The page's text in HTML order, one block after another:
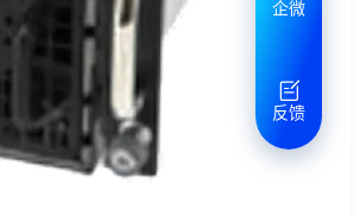
企微
反馈